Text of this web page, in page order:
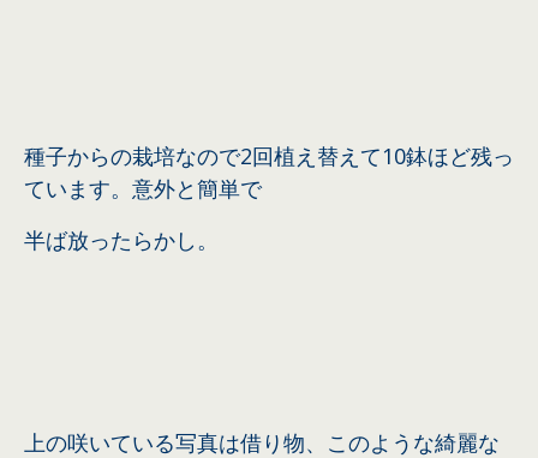
種子からの栽培なので2回植え替えて10鉢ほど残っ
ています。意外と簡単で
半ば放ったらかし。
上の咲いている写真は借り物、このような綺麗な